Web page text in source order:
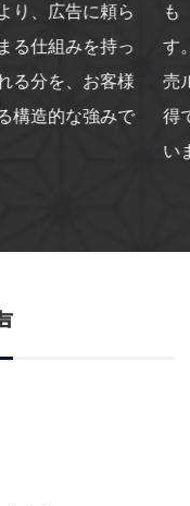
り、広告に頼ら
る仕組みを持っ
る分を、お客様
構造的な強みで
も
す
売
得
い